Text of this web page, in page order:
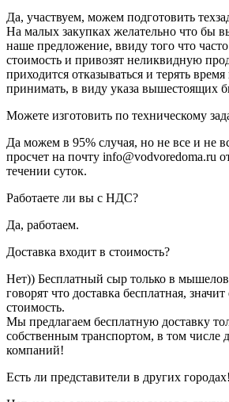
Да, участвуем, можем подготовить
На малых закупках желательно что бы
наше предложение, ввиду того что
стоимость и привозят неликвидную
приходится отказываться и терять
принимать, в виду указа вышестоящих
Можете изготовить по техническому
Да можем в 95% случая, но не все и не
просчет на почту info@vodvoredoma.ru
течении суток.
Работаете ли вы с НДС?
Да, работаем.
Доставка входит в стоимость?
Нет)) Бесплатный сыр только в
говорят что доставка бесплатная,
стоимость.
Мы предлагаем бесплатную доставку
собственным транспортом, в том числе
компаний!
Есть ли представители в других